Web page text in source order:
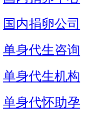
国内捐卵公司
单身代生咨询
单身代生机构
单身代怀助孕